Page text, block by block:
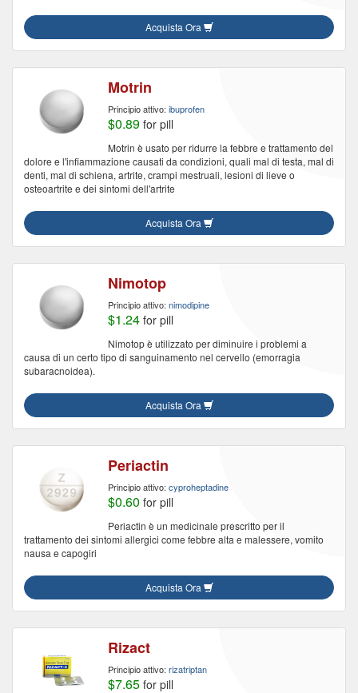
Acquista Ora
Motrin
Principio attivo: ibuprofen
$0.89 for pill
Motrin è usato per ridurre la febbre e trattamento del
dolore e l'infiammazione causati da condizioni, quali mal di testa, mal di
denti, mal di schiena, artrite, crampi mestruali, lesioni di lieve o
osteoartrite e dei sintomi dell'artrite
Acquista Ora
Nimotop
Principio attivo: nimodipine
$1.24 for pill
Nimotop è utilizzato per diminuire i problemi a
causa di un certo tipo di sanguinamento nel cervello (emorragia
subaracnoidea).
Acquista Ora
Periactin
Principio attivo: cyproheptadine
$0.60 for pill
Periactin è un medicinale prescritto per il
trattamento dei sintomi allergici come febbre alta e malessere, vomito
nausa e capogiri
Acquista Ora
Rizact
Principio attivo: rizatriptan
$7.65 for pill